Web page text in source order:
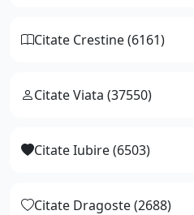
Citate Crestine (6161)
Citate Viata (37550)
Citate Iubire (6503)
Citate Dragoste (2688)